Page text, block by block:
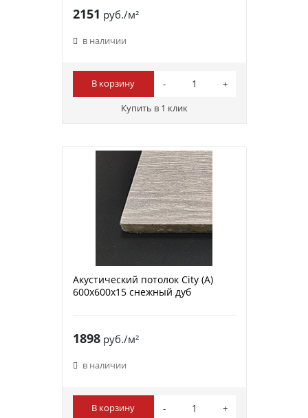
2151 руб./м²
в наличии
В корзину
Купить в 1 клик
Акустический потолок City (A)
600х600х15 снежный дуб
1898руб./м²
в наличии
В корзину